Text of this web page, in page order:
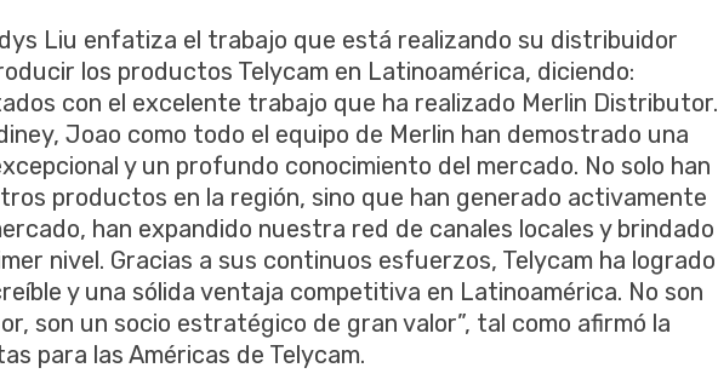
Liu enfatiza el trabajo que está realizando su distribuidor
los productos Telycam en Latinoamérica, diciendo:
con el excelente trabajo que ha realizado Merlin Distributor.
Joao como todo el equipo de Merlin han demostrado una
y un profundo conocimiento del mercado. No solo han
productos en la región, sino que han generado activamente
han expandido nuestra red de canales locales y brindado
nivel. Gracias a sus continuos esfuerzos, Telycam ha logrado
y una sólida ventaja competitiva en Latinoamérica. No son
son un socio estratégico de gran valor”, tal como afirmó la
para las Américas de Telycam.